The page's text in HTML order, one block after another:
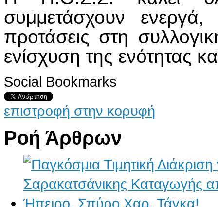
συμμετάσχουν
προτάσεις στη
ενίσχυση της ενότητας
Social Bookmarks
επιστροφή στην κορυφή
Ροή Άρθρων